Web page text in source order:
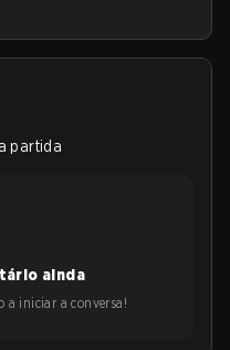
partida
ainda
a iniciar a conversa!